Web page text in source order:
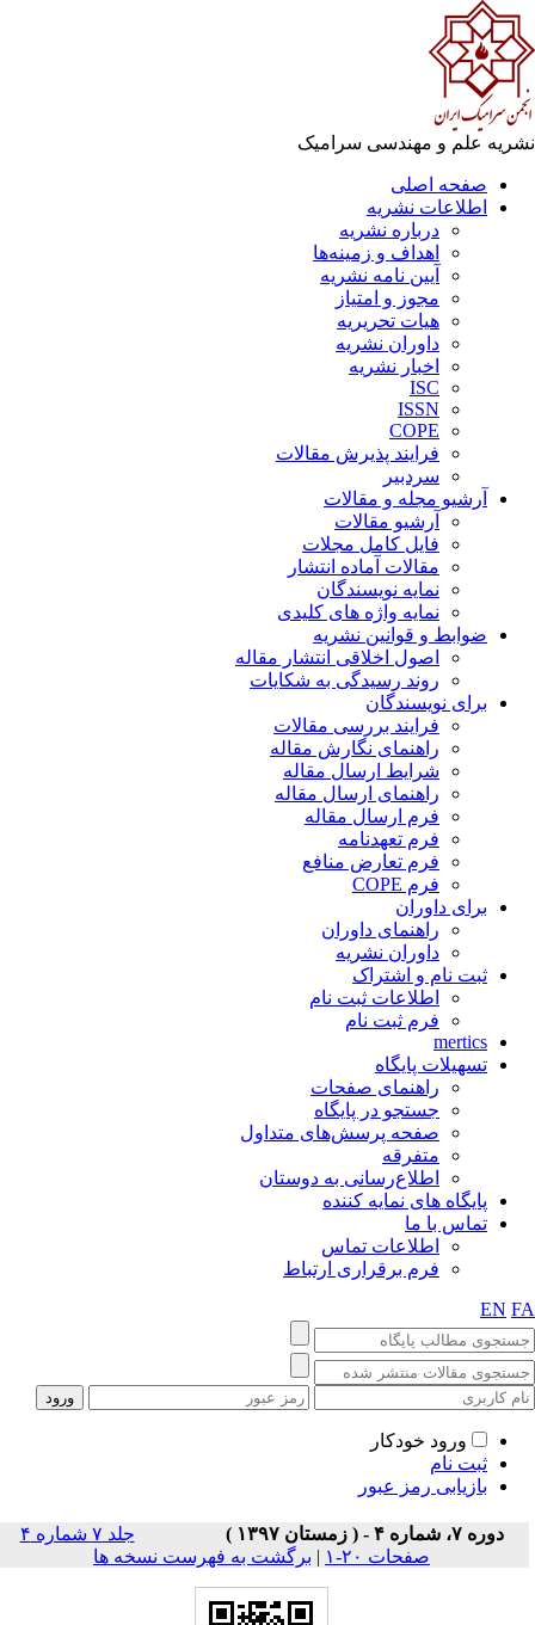
علم و مهندسی سرامیک
صفحه اصلی
اطلاعات نشریه
درباره نشریه
اهداف و زمینه‌ها
آیین نامه نشریه
مجوز و امتیاز
هیات تحریریه
داوران نشریه
اخبار نشریه
ISC
ISSN
COPE
فرایند پذیرش مقالات
سردبیر
آرشیو مجله و مقالات
آرشیو مقالات
فایل کامل مجلات
مقالات آماده انتشار
نمایه نویسندگان
نمایه واژه های کلیدی
ضوابط و قوانین نشریه
اصول اخلاقی انتشار مقاله
روند رسیدگی به شکایات
برای نویسندگان
فرایند بررسی مقالات
راهنمای نگارش مقاله
شرایط ارسال مقاله
راهنمای ارسال مقاله
فرم ارسال مقاله
فرم تعهدنامه
فرم تعارض منافع
فرم COPE
برای داوران
راهنمای داوران
داوران نشریه
ثبت نام و اشتراک
اطلاعات ثبت نام
فرم ثبت نام
mertics
تسهیلات پایگاه
راهنمای صفحات
جستجو در پایگاه
صفحه پرسش‌های متداول
متفرقه
اطلاع‌رسانی به دوستان
پایگاه های نمایه کننده
تماس با ما
اطلاعات تماس
فرم برقراری ارتباط
EN
ورود خودکار
ثبت نام
بازیابی رمز عبور
دوره ۷، شماره ۴ - ( زمستان ۱۳۹۷ )
جلد ۷ شماره ۴
صفحات ۲۰-۱
| برگشت به فهرست نسخه ها